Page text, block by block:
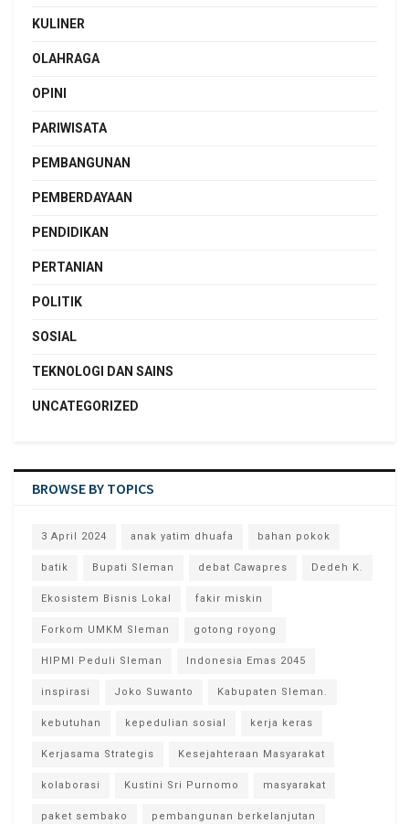
KULINER
OLAHRAGA
OPINI
PARIWISATA
PEMBANGUNAN
PEMBERDAYAAN
PENDIDIKAN
PERTANIAN
POLITIK
SOSIAL
TEKNOLOGI DAN SAINS
UNCATEGORIZED
BROWSE BY TOPICS
3 April 2024 anak yatim dhuafa bahan pokok
batik Bupati Sleman debat Cawapres Dedeh K.
Ekosistem Bisnis Lokal fakir miskin
Forkom UMKM Sleman gotong royong
HIPMI Peduli Sleman Indonesia Emas 2045
inspirasi Joko Suwanto Kabupaten Sleman.
kebutuhan kepedulian sosial kerja keras
Kerjasama Strategis Kesejahteraan Masyarakat
kolaborasi Kustini Sri Purnomo masyarakat
paket sembako pembangunan berkelanjutan